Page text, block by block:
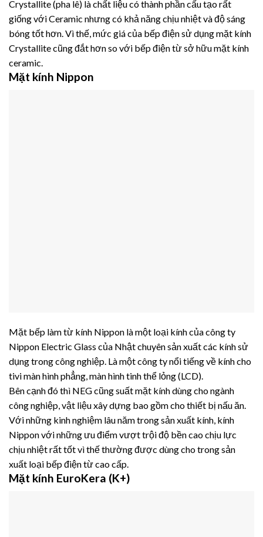
Crystallite (pha lê) là chất liệu có thành phần cấu tạo rất
giống với Ceramic nhưng có khả năng chịu nhiệt và độ sáng
bóng tốt hơn. Vì thế, mức giá của bếp điện sử dụng mặt kính
Crystallite cũng đắt hơn so với bếp điện từ sở hữu mặt kính
ceramic.
Mặt kính Nippon
Mặt bếp làm từ kính Nippon là một loại kính của công ty
Nippon Electric Glass của Nhật chuyên sản xuất các kính sử
dụng trong công nghiệp. Là một công ty nổi tiếng về kính cho
tivi màn hình phẳng, màn hình tinh thể lỏng (LCD).
Bên cạnh đó thì NEG cũng suất mặt kính dùng cho ngành
công nghiệp, vật liệu xây dựng bao gồm cho thiết bị nấu ăn.
Với những kinh nghiệm lâu năm trong sản xuất kính, kính
Nippon với những ưu điểm vượt trội độ bền cao chịu lực
chịu nhiệt rất tốt vì thế thường được dùng cho trong sản
xuất loại bếp điện từ cao cấp.
Mặt kính EuroKera (K+)